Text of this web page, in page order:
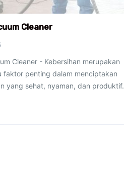
Cleaner
Cleaner - Kebersihan merupakan
faktor penting dalam menciptakan
yang sehat, nyaman, dan produktif.